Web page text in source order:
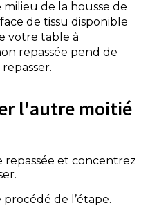
de la housse de
de tissu disponible
votre table à
repassée pend de
l'autre moitié
repassée et concentrez
de l’étape.